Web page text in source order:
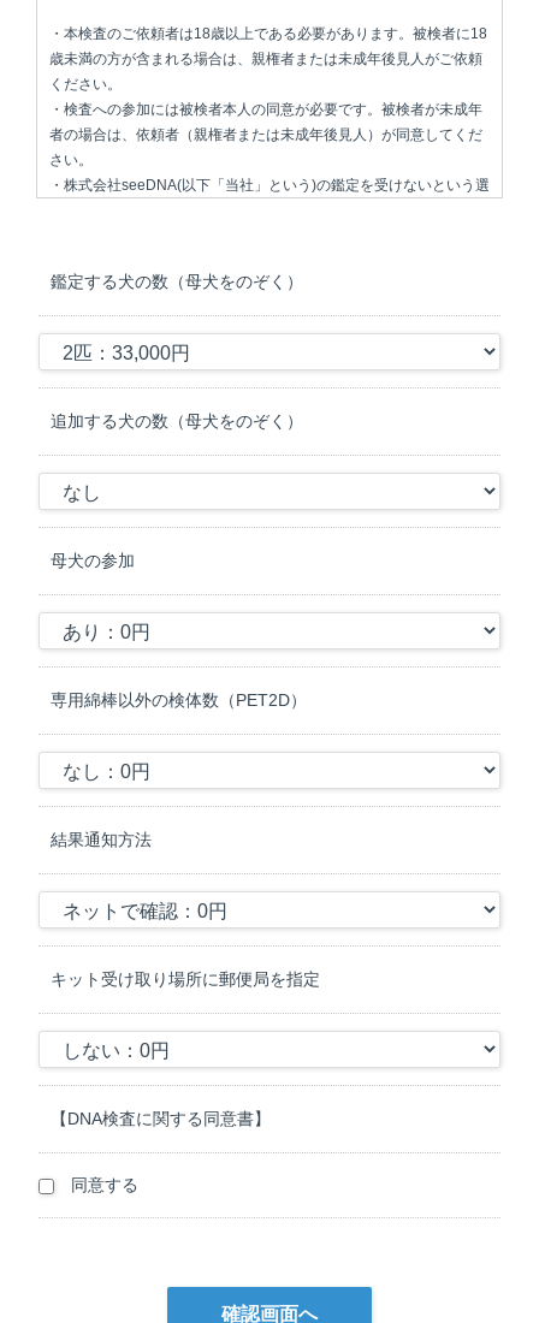
・本検査のご依頼者は18歳以上である必要があります。被検者に18
歳未満の方が含まれる場合は、親権者または未成年後見人がご依頼
ください。
・検査への参加には被検者本人の同意が必要です。被検者が未成年
者の場合は、依頼者（親権者または未成年後見人）が同意してくだ
さい。
・株式会社seeDNA(以下「当社」という)の鑑定を受けないという選
・下記項目で同意できない項目やご質問などがある場合は必ずご連
絡ください。
＜DNA鑑定について＞
1．鑑定の目的
当社が行う動物のDNA血縁鑑定（以下「鑑定」という）は、生物学
2．検体採取
依頼人は、当社から提供された案内書に従い、正しい情報を提供
A）依頼人より提出された検体は、当社により匿名化され、当社ま
たは提携先の鑑定機関（※1）において血縁関係を確認するために
利用されます。
※1：DNA Diagnostics Center (DDC；アメリカ合衆国・オハイオ
る特殊な「STR (Short Tandem Repeat；縦列反復配列) 」と呼ばれ
る部分の解析を行います。検体から得られたDNAをPCR法
(Federal Bureau of Investigation) で指定された箇所を含む15～30箇
4. 鑑定結果の注意事項
A）被検動物が輸血または骨髄移植を受けた場合や、または親とさ
れる動物同士が近い血縁関係である場合は、正確な鑑定結果が得ら
れない可能性があるため、必ず鑑定開始前に当社に連絡することと
します。
B）被検動物のDNAに生じた突然変異、欠損、置換、キメラ等の当
社でコントロールできない理由により正しい鑑定結果が得られない
合でも、当社に一切の請求を行わないこととします。
い。また、検体の状態によっては、正しい鑑定結果が得られない可
能性があります。
鑑定する犬の数（母犬をのぞく）
追加する犬の数（母犬をのぞく）
母犬の参加
専用綿棒以外の検体数（PET2D）
結果通知方法
キット受け取り場所に郵便局を指定
【DNA検査に関する同意書】
同意する